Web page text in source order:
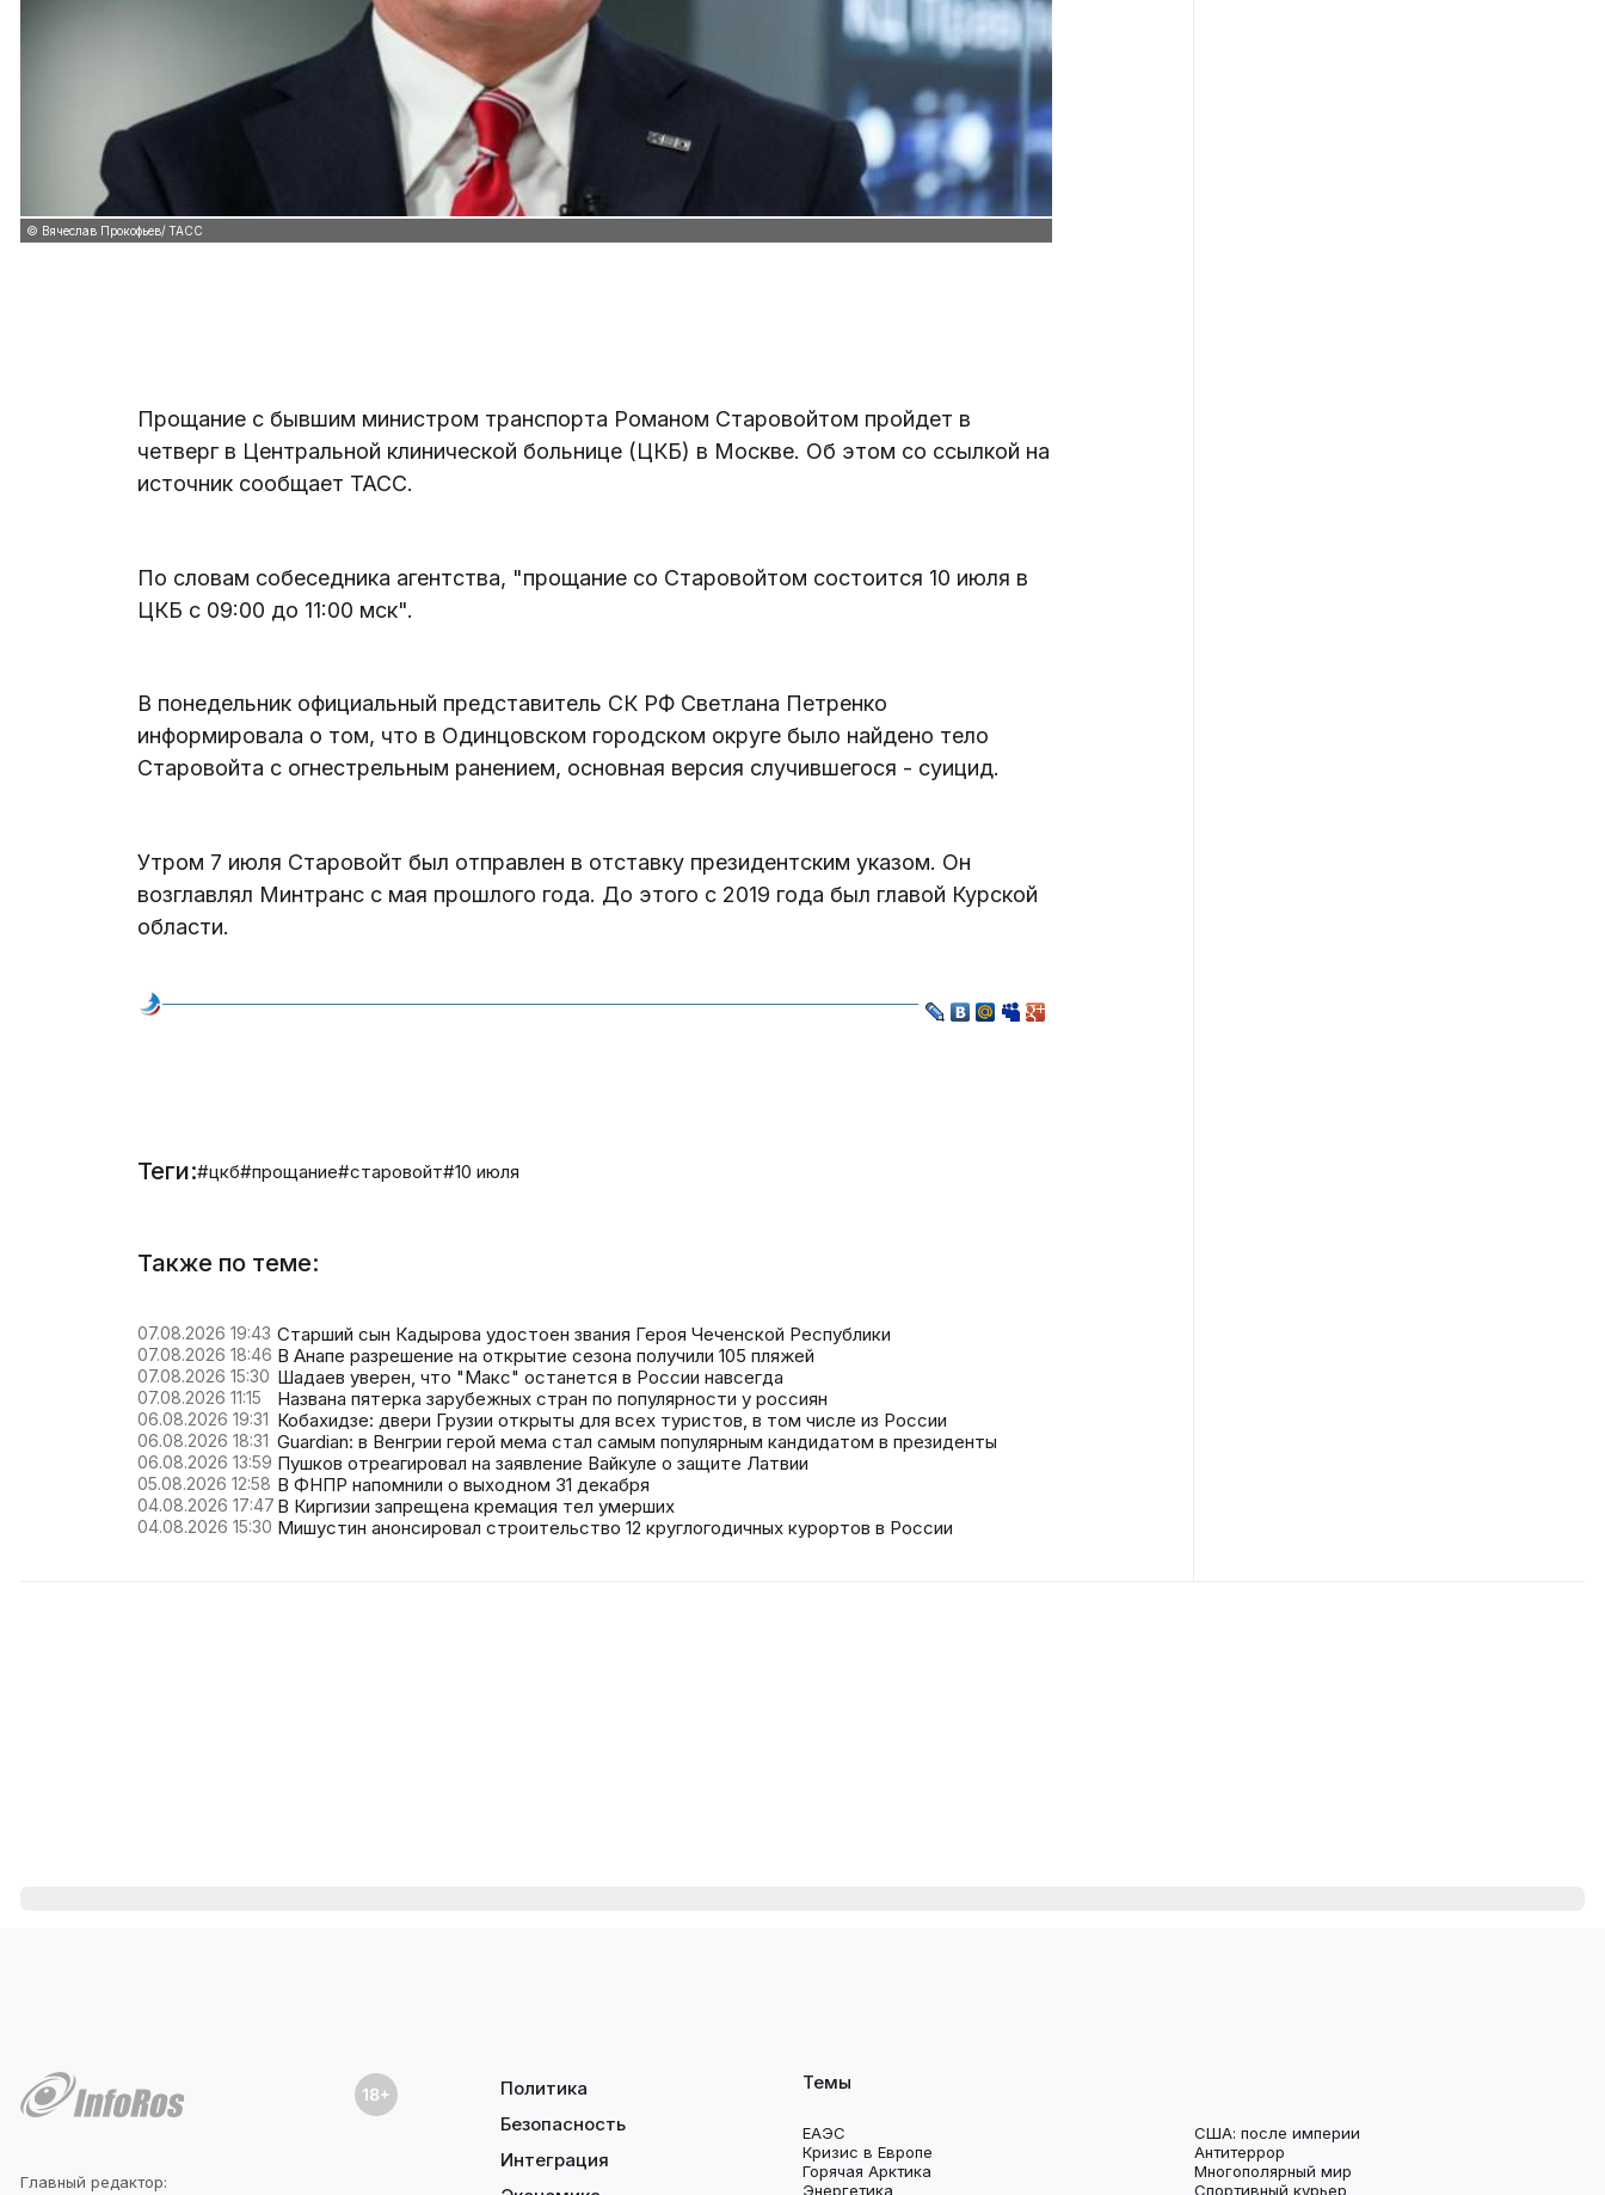
© Вячеслав Прокофьев/ ТАСС
Прощание с бывшим министром транспорта Романом Старовойтом пройдет в
четверг в Центральной клинической больнице (ЦКБ) в Москве. Об этом со ссылкой на
источник сообщает ТАСС.
По словам собеседника агентства, "прощание со Старовойтом состоится 10 июля в
ЦКБ с 09:00 до 11:00 мск".
В понедельник официальный представитель СК РФ Светлана Петренко
информировала о том, что в Одинцовском городском округе было найдено тело
Старовойта с огнестрельным ранением, основная версия случившегося - суицид.
Утром 7 июля Старовойт был отправлен в отставку президентским указом. Он
возглавлял Минтранс с мая прошлого года. До этого с 2019 года был главой Курской
области.
Теги:#цкб#прощание#старовойт#10 июля
Также по теме:
07.08.2026 19:43 Старший сын Кадырова удостоен звания Героя Чеченской Республики
07.08.2026 18:46 В Анапе разрешение на открытие сезона получили 105 пляжей
07.08.2026 15:30 Шадаев уверен, что "Макс" останется в России навсегда
07.08.2026 11:15 Названа пятерка зарубежных стран по популярности у россиян
06.08.2026 19:31 Кобахидзе: двери Грузии открыты для всех туристов, в том числе из России
06.08.2026 18:31 Guardian: в Венгрии герой мема стал самым популярным кандидатом в президенты
06.08.2026 13:59 Пушков отреагировал на заявление Вайкуле о защите Латвии
05.08.2026 12:58 В ФНПР напомнили о выходном 31 декабря
04.08.2026 17:47 В Киргизии запрещена кремация тел умерших
04.08.2026 15:30 Мишустин анонсировал строительство 12 круглогодичных курортов в России
Главный редактор:
Политика
Безопасность
Интеграция
Темы
ЕАЭС
США: после империи
Кризис в Европе
Антитеррор
Горячая Арктика
Многополярный мир
Энергетика
Спортивный курьер